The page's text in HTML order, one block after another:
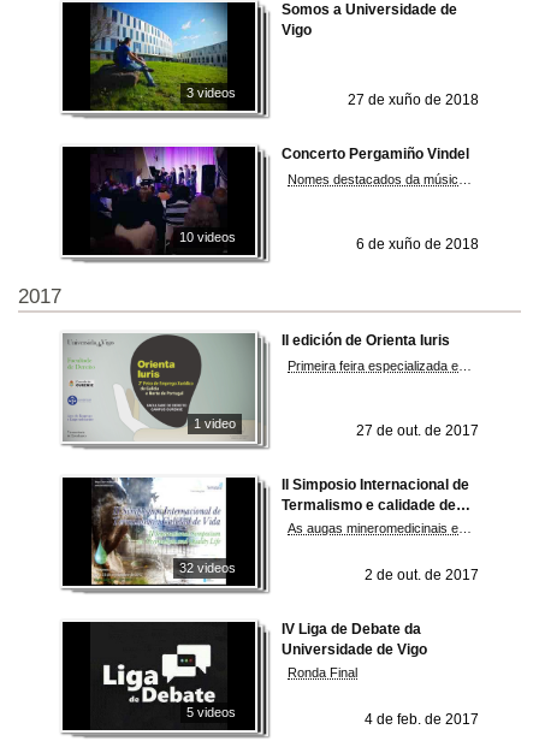
3 videos
Somos a Universidade de
Vigo
27 de xuño de 2018
10 videos
Concerto Pergamiño Vindel
6 de xuño de 2018
2017
1 video
II edición de Orienta Iuris
27 de out. de 2017
32 videos
II Simposio Internacional de
Termalismo e calidade de
vida (STCV-2017)
2 de out. de 2017
5 videos
IV Liga de Debate da
Universidade de Vigo
Ronda Final
4 de feb. de 2017